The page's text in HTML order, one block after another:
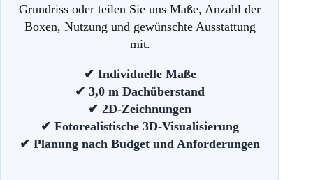
Grundriss oder teilen Sie uns Maße, Anzahl der
Boxen, Nutzung und gewünschte Ausstattung
mit.
✔ Individuelle Maße
✔ 3,0 m Dachüberstand
✔ 2D-Zeichnungen
✔ Fotorealistische 3D-Visualisierung
✔ Planung nach Budget und Anforderungen